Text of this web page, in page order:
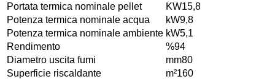
Portata termica nominale pellet KW15,8
Potenza termica nominale acqua
kW9,8
Potenza termica nominale ambiente kW5,1
Rendimento
%94
Diametro uscita fumi
mm80
Superficie riscaldante
m²160